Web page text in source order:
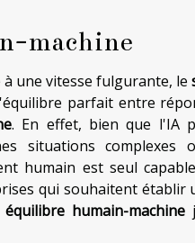
machine
une vitesse fulgurante, le
parfait entre
. En effet, bien que l'IA
situations complexes
humain est seul
qui souhaitent établir
équilibre humain-machine